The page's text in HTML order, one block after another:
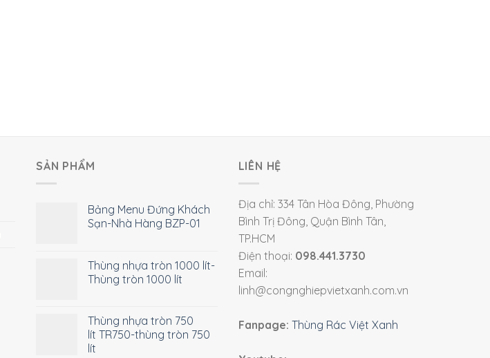
SẢN PHẨM
Bảng Menu Đứng Khách
Sạn-Nhà Hàng BZP-01
Thùng nhựa tròn 1000 lít-
Thùng tròn 1000 lít
Thùng nhựa tròn 750
lít TR750-thùng tròn 750
lít
LIÊN HỆ
Địa chỉ: 334 Tân Hòa Đông, Phường
Bình Trị Đông, Quận Bình Tân,
TP.HCM
Điện thoại: 098.441.3730
Email:
linh@congnghiepvietxanh.com.vn
Fanpage: Thùng Rác Việt Xanh